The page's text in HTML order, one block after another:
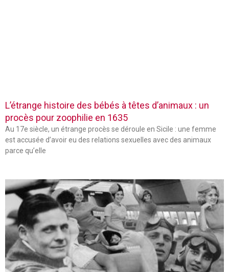
L’étrange histoire des bébés à têtes d’animaux : un
procès pour zoophilie en 1635
Au 17e siècle, un étrange procès se déroule en Sicile : une femme
est accusée d’avoir eu des relations sexuelles avec des animaux
parce qu’elle